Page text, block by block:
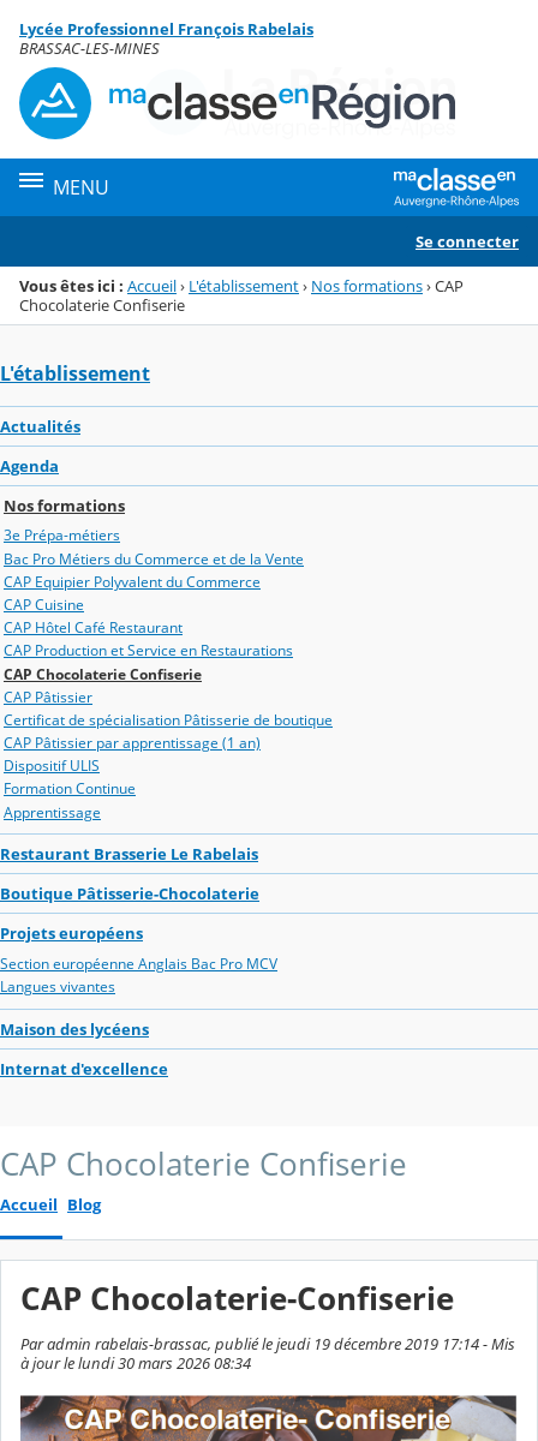
Menu de la rubrique
Contenu
Lycée Professionnel François Rabelais
BRASSAC-LES-MINES
MENU
Se connecter
Vous êtes ici : Accueil› L'établissement› Nos formations›CAP
Chocolaterie Confiserie
L'établissement
Actualités
Agenda
Nos formations
3e Prépa-métiers
Bac Pro Métiers du Commerce et de la Vente
CAP Equipier Polyvalent du Commerce
CAP Cuisine
CAP Hôtel Café Restaurant
CAP Production et Service en Restaurations
CAP Chocolaterie Confiserie
CAP Pâtissier
Certificat de spécialisation Pâtisserie de boutique
CAP Pâtissier par apprentissage (1 an)
Dispositif ULIS
Formation Continue
Apprentissage
Restaurant Brasserie Le Rabelais
Boutique Pâtisserie-Chocolaterie
Projets européens
Section européenne Anglais Bac Pro MCV
Langues vivantes
Maison des lycéens
Internat d'excellence
CAP Chocolaterie Confiserie
Accueil Blog
CAP Chocolaterie-Confiserie
Par admin rabelais-brassac, publié le jeudi 19 décembre 2019 17:14 - Mis
à jour le lundi 30 mars 2026 08:34